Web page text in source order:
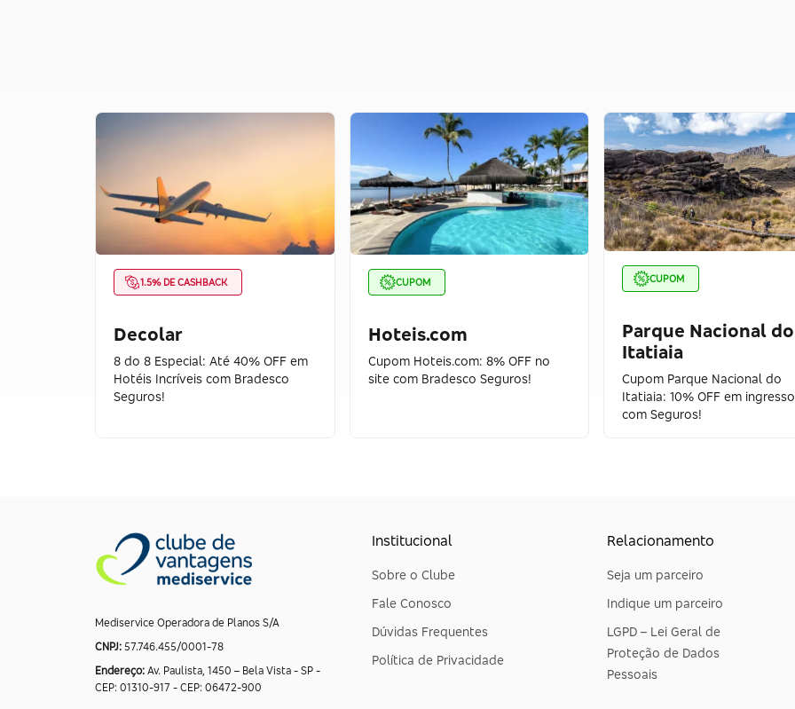
1.5% DE CASHBACK
Decolar
8 do 8 Especial: Até 40% OFF em
Hotéis Incríveis com Bradesco
Seguros!
CUPOM
Hoteis.com
Cupom Hoteis.com: 8% OFF no
site com Bradesco Seguros!
CUPOM
Parque Nacional do
Itatiaia
Cupom Parque Nacional do
Itatiaia: 10% OFF em
com Seguros!
Mediservice Operadora de Planos S/A
CNPJ: 57.746.455/0001-78
Endereço: Av. Paulista, 1450 – Bela Vista - SP -
CEP: 01310-917 - CEP: 06472-900
Institucional
Sobre o Clube
Fale Conosco
Dúvidas Frequentes
Política de Privacidade
Relacionamento
Seja um parceiro
Indique um parceiro
LGPD – Lei Geral de
Proteção de Dados
Pessoais